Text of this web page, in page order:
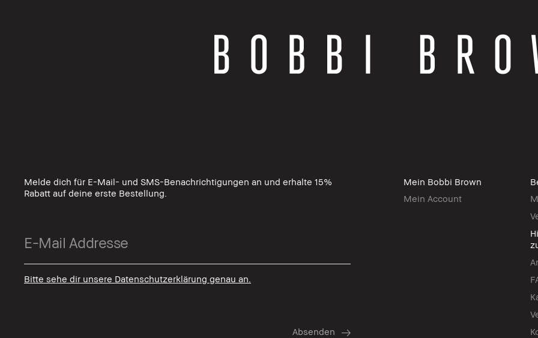
Melde dich für E-Mail- und SMS-Benachrichtigungen an und erhalte 15%
Rabatt auf deine erste Bestellung.
Bitte sehe dir unsere Datenschutzerklärung genau an.
Mein Bobbi Brown
Mein Account